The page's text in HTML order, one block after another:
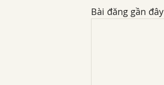
Bài đăng gần đây